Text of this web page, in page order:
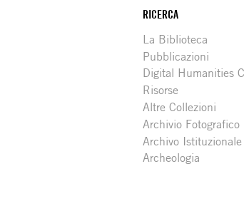
RICERCA
La Biblioteca
Pubblicazioni
Digital Humanities
Risorse
Altre Collezioni
Archivio Fotografico
Archivo Istituzionale
Archeologia